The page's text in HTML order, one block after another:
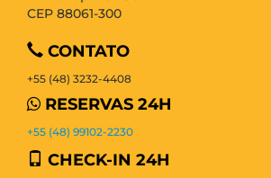
CEP 88061-300
CONTATO
+55 (48) 3232-4408
RESERVAS 24H
+55 (48) 99102-2230
CHECK-IN 24H